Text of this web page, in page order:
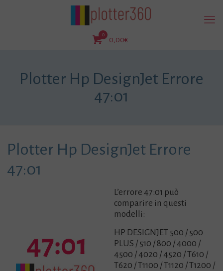
0
0,00€
Plotter Hp DesignJet Errore
47:01
Plotter Hp DesignJet Errore
47:01
L’errore 47:01 può
comparire in questi
modelli:
HP DESIGNJET 500 / 500
PLUS / 510 / 800 / 4000 /
4500 / 4020 / 4520 / T610 /
T620 / T1100 / T1120 / T1200 /